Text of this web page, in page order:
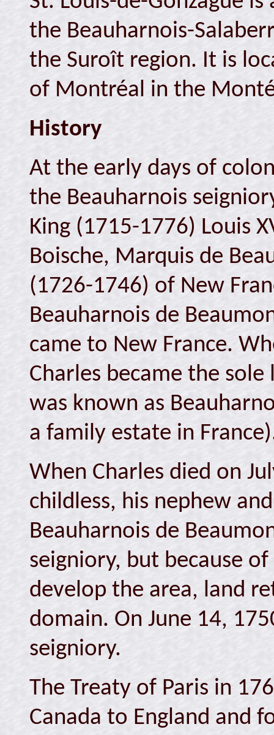
the Beauharnois-
the Suroît region. It is
of Montréal in the
History
At the early days of
the Beauharnois
King (1715-1776) Louis
Boische, Marquis de
(1726-1746) of New
Beauharnois de
came to New France.
Charles became the
was known as
a family estate in
When Charles died on
childless, his nephew
Beauharnois de
seigniory, but because
develop the area, land
domain. On June 14,
seigniory.
The Treaty of Paris in
Canada to England and